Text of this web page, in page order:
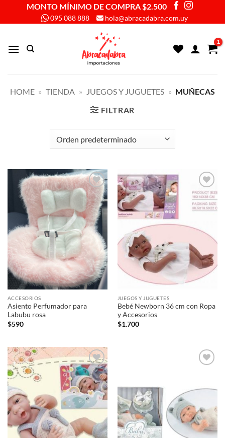
MONTO MÍNIMO DE COMPRA $2.500
095 088 888 hola@abracadabra.com.uy
HOME » TIENDA » JUEGOS Y JUGUETES » MUÑECAS
FILTRAR
Añadir
a la
lista de
deseos
ACCESORIOS
Asiento Perfumador para
Labubu rosa
$590
Añadir
a la
lista de
JUEGOS Y JUGUETES
Bebé Newborn 36 cm con Ropa
y Accesorios
$1.700
Añadir
a la
lista de
deseos